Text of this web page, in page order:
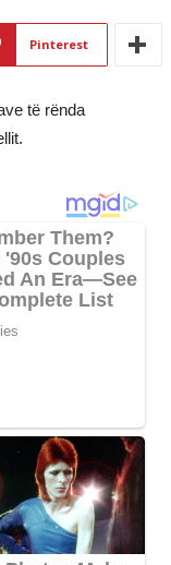
Pinterest
të rënda